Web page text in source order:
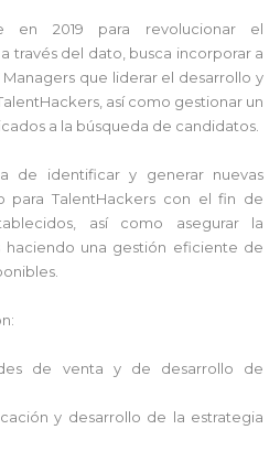
en 2019 para revolucionar el
través del dato, busca incorporar a
que liderar el desarrollo y
así como gestionar un
a la búsqueda de candidatos.
de identificar y generar nuevas
para TalentHackers con el fin de
así como asegurar la
haciendo una gestión eficiente de
de venta y de desarrollo de
y desarrollo de la estrategia